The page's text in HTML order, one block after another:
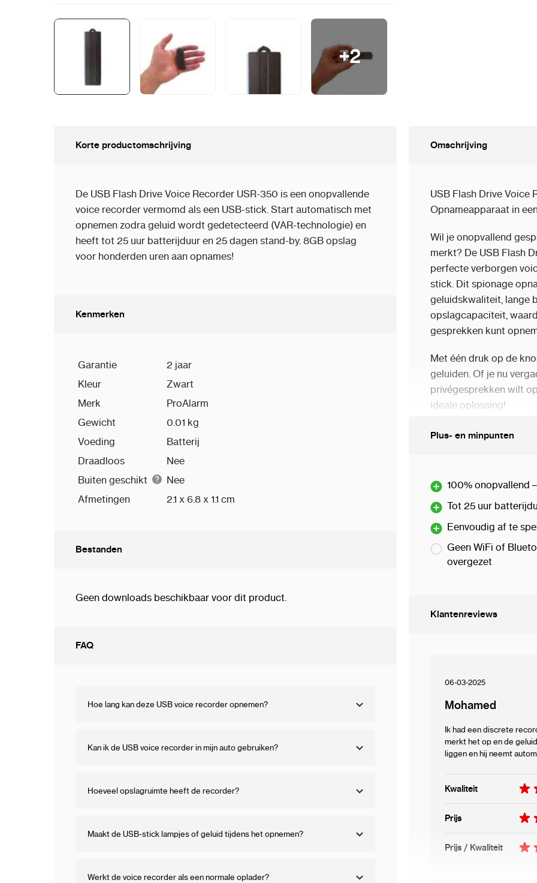
+2
Korte productomschrijving
De USB Flash Drive Voice Recorder USR-350 is een onopvallende
voice recorder vermomd als een USB-stick. Start automatisch met
opnemen zodra geluid wordt gedetecteerd (VAR-technologie) en
heeft tot 25 uur batterijduur en 25 dagen stand-by. 8GB opslag
voor honderden uren aan opnames!
Kenmerken
Garantie
2 jaar
Kleur
Zwart
Merk
ProAlarm
Gewicht
0.01 kg
Voeding
Batterij
Draadloos
Nee
Buiten geschikt
Nee
Afmetingen
2.1 x 6.8 x 1.1 cm
Bestanden
Geen downloads beschikbaar voor dit product.
FAQ
Hoe lang kan deze USB voice recorder opnemen?
Kan ik de USB voice recorder in mijn auto gebruiken?
Hoeveel opslagruimte heeft de recorder?
Maakt de USB-stick lampjes of geluid tijdens het opnemen?
Werkt de voice recorder als een normale oplader?
Omschrijving
USB Flash Drive Voice
Opnameapparaat in
Wil je onopvallend
merkt? De USB Flash
perfecte verborgen
stick. Dit spionage
geluidskwaliteit, lange
opslagcapaciteit,
gesprekken kunt
Met één druk op de
geluiden. Of je nu
privégesprekken wilt
ideale oplossing!
Waarom de USR-350
✅ Hoge
ruis
✅ Voice Activated
en bespaart opslag
✅ Tot 25 uur opname
batterij
✅ Geen software
✅ Snelle overdracht
journalist, student,
voice recorder helpt je
Voor Wie is Deze
Professionals &
gesprekken en
Studenten &
Plus- en minpunten
100% onopvallend
Tot 25 uur
Eenvoudig af te
Geen WiFi of
overgezet
Klantenreviews
06-03-2025
Mohamed
Ik had een discrete
merkt het op en de
liggen en hij neemt
Kwaliteit
Prijs
Prijs / Kwaliteit